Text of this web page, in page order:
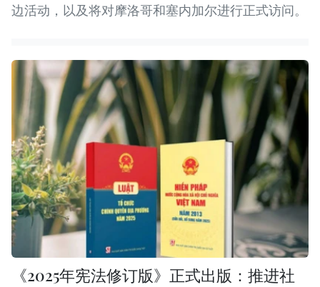
边活动，以及将对摩洛哥和塞内加尔进行正式访问。
《2025年宪法修订版》正式出版：推进社